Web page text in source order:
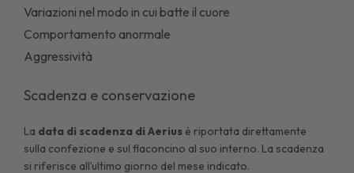
Variazioni nel modo in cui batte il cuore
Comportamento anormale
Aggressività
Scadenza e conservazione
La data di scadenza di Aerius è riportata direttamente
sulla confezione e sul flaconcino al suo interno. La scadenza
si riferisce all’ultimo giorno del mese indicato.